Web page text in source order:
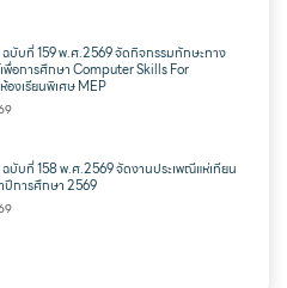
ฉบับที่ 159 พ.ศ.2569 จัดกิจกรรมทักษะทาง
พื่อการศึกษา Computer Skills For
งเรียนพิเศษ MEP
บับที่ 158 พ.ศ.2569 จัดงานประเพณีแห่เทียน
ปีการศึกษา 2569